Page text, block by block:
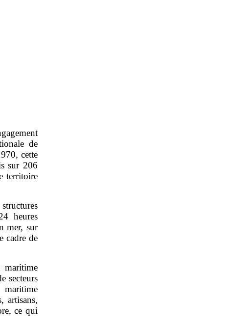
de
cette
sur 206
territoire
heures
mer, sur
cadre de
maritime
secteurs
artisans,
ce qui